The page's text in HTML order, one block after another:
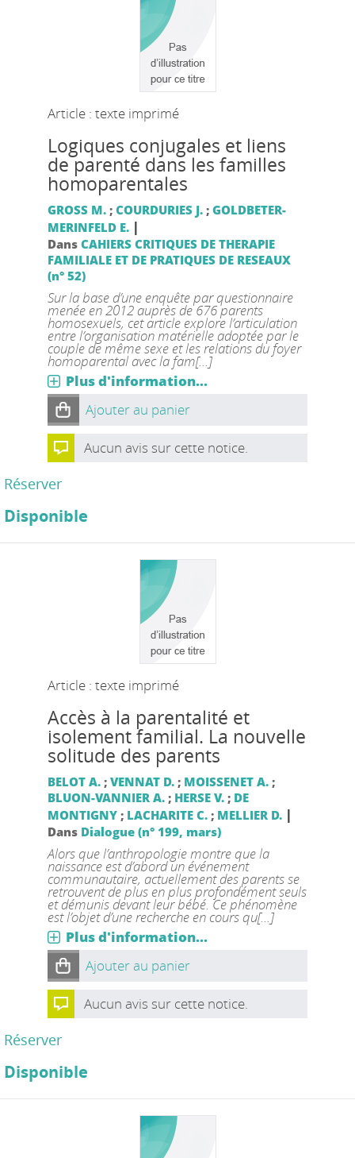
Article : texte imprimé
Logiques conjugales et liens
de parenté dans les familles
homoparentales
GROSS M.; COURDURIES J.; GOLDBETER-
MERINFELD E. |
Dans CAHIERS CRITIQUES DE THERAPIE
FAMILIALE ET DE PRATIQUES DE RESEAUX
(n° 52)
Sur la base d’une enquête par questionnaire
menée en 2012 auprès de 676 parents
homosexuels, cet article explore l’articulation
entre l’organisation matérielle adoptée par le
couple de même sexe et les relations du foyer
homoparental avec la fam[...]
Plus d'information...
Ajouter au panier
Aucun avis sur cette notice.
Réserver
Disponible
Article : texte imprimé
Accès à la parentalité et
isolement familial. La nouvelle
solitude des parents
BELOT A.; VENNAT D.; MOISSENET A.;
BLUON-VANNIER A.; HERSE V.; DE
MONTIGNY; LACHARITE C.; MELLIER D. |
Dans Dialogue (n° 199, mars)
Alors que l’anthropologie montre que la
naissance est d’abord un événement
communautaire, actuellement des parents se
retrouvent de plus en plus profondément seuls
et démunis devant leur bébé. Ce phénomène
est l’objet d’une recherche en cours qu[...]
Plus d'information...
Ajouter au panier
Aucun avis sur cette notice.
Réserver
Disponible